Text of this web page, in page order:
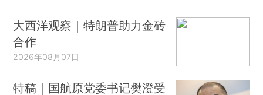
大西洋观察｜特朗普助力金砖
合作
2026年08月07日
特稿｜国航原党委书记樊澄受